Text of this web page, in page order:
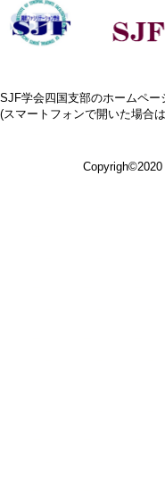
SJF学会四国支部のホームペー
(スマートフォンで開いた場合